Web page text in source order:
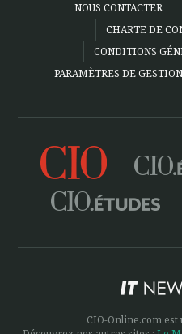
NOUS CONTACTER
CHARTE DE
CONDITIONS
PARAMÈTRES DE
CIO-Online.com est